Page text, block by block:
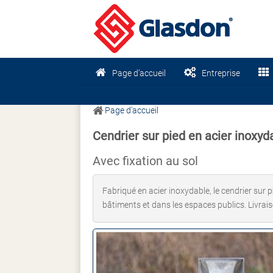
Page d’accueil Entreprise
Page d’accueil
Cendrier sur pied en acier
Avec fixation au sol
Fabriqué en acier inoxydable, le cendrier
bâtiments et dans les espaces publics.